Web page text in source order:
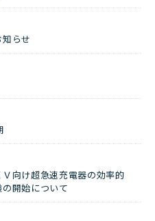
らせ
向け超急速充電器の効率的
開始について